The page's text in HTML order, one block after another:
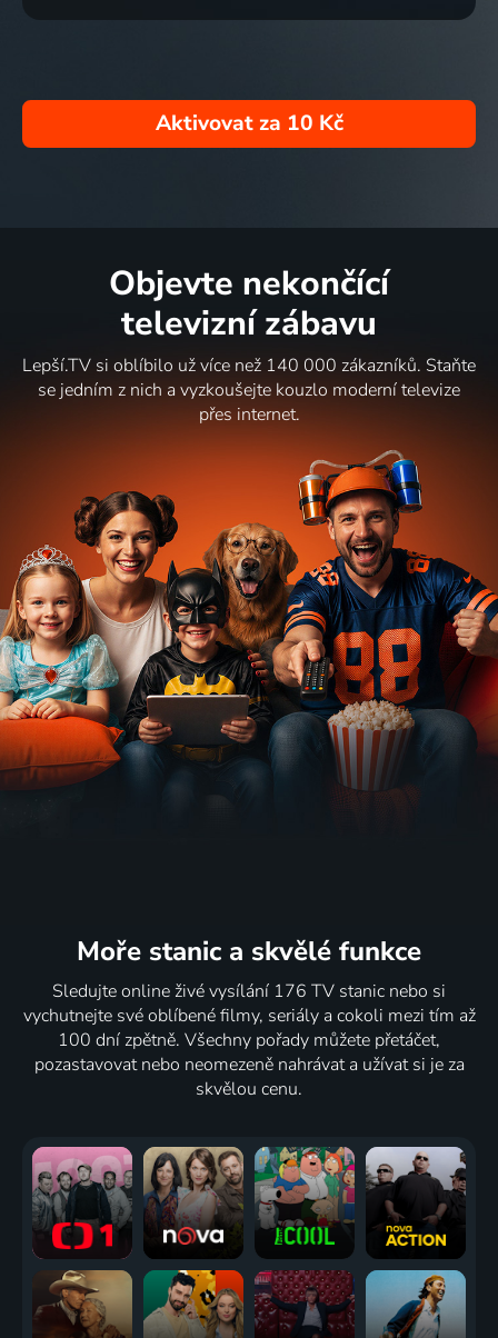
Aktivovat za 10 Kč
Objevte nekončící
televizní zábavu
Lepší.TV si oblíbilo už více než 140 000 zákazníků. Staňte
se jedním z nich a vyzkoušejte kouzlo moderní televize
přes internet.
Moře stanic a skvělé funkce
Sledujte online živé vysílání 176 TV stanic nebo si
vychutnejte své oblíbené filmy, seriály a cokoli mezi tím až
100 dní zpětně. Všechny pořady můžete přetáčet,
pozastavovat nebo neomezeně nahrávat a užívat si je za
skvělou cenu.